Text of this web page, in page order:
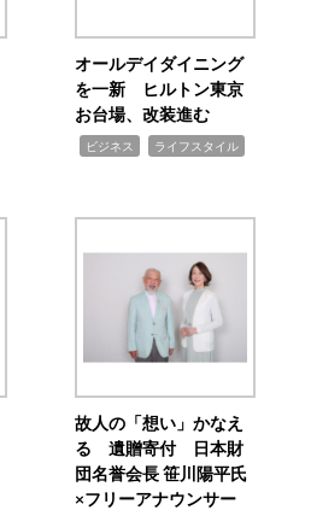
オールデイダイニング
を一新 ヒルトン東京
お台場、改装進む
ビジネス ライフスタイル
故人の「想い」かなえ
る 遺贈寄付 日本財
団名誉会長 笹川陽平氏
×フリーアナウンサー